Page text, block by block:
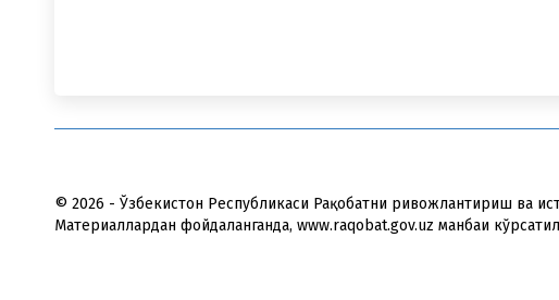
© 2026 - Ўзбекистон Республикаси Рақобатни ривожлантириш ва
Материаллардан фойдаланганда, www.raqobat.gov.uz манбаи